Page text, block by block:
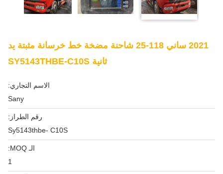
2021 ساني 118-25 شاحنة مضخة خط خرسانة مثبتة يد
ثانية SY5143THBE-C10S
الاسم التجاري:
Sany
رقم الطراز:
Sy5143thbe- C10S
الـ MOQ: